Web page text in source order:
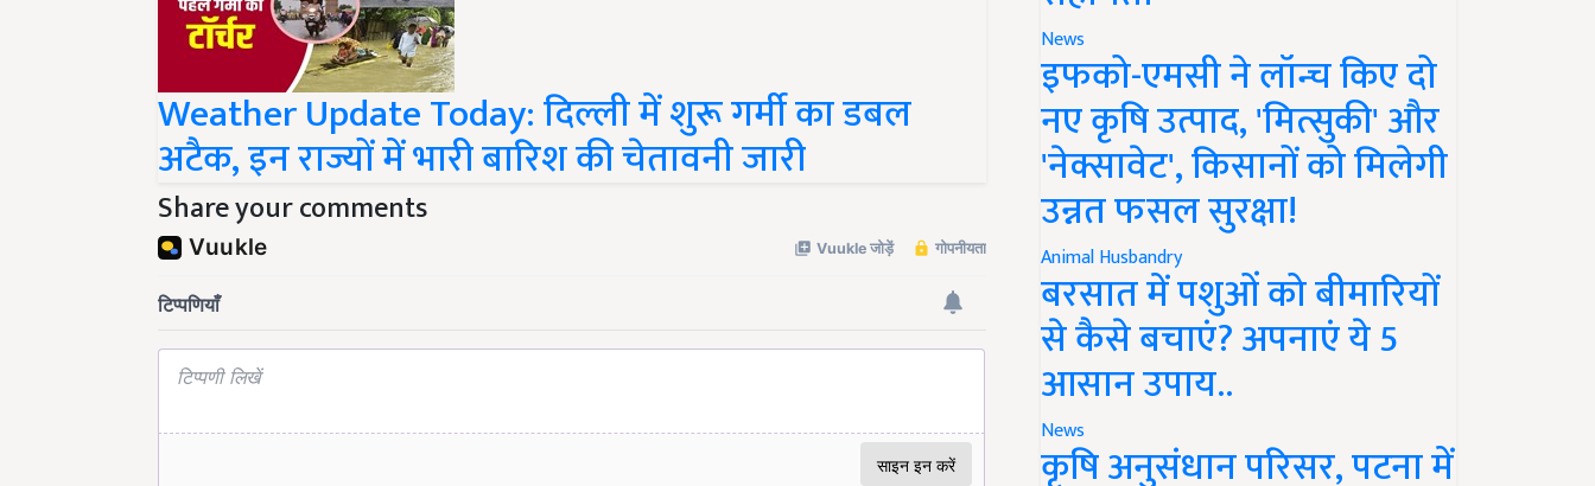
Weather Update Today: दिल्ली में शुरू गर्मी का डबल
अटैक, इन राज्यों में भारी बारिश की चेतावनी जारी
Share your comments
News
इफको-एमसी ने लॉन्च किए दो
नए कृषि उत्पाद, 'मित्सुकी' और
'नेक्सावेट', किसानों को मिलेगी
उन्नत फसल सुरक्षा!
Animal Husbandry
बरसात में पशुओं को बीमारियों
से कैसे बचाएं? अपनाएं ये 5
आसान उपाय..
News
कृषि अनुसंधान परिसर, पटना में